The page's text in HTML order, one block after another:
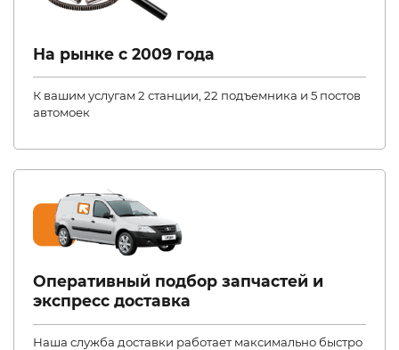
На рынке с 2009 года
К вашим услугам 2 станции, 22 подъемника и 5 постов
автомоек
Оперативный подбор запчастей и
экспресс доставка
Наша служба доставки работает максимально быстро